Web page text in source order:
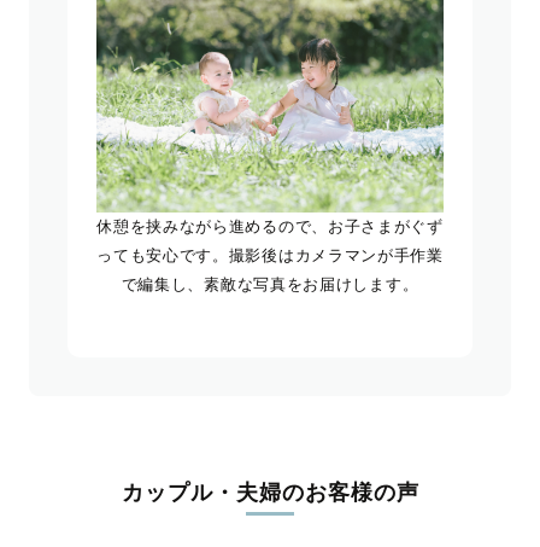
休憩を挟みながら進めるので、お子さまがぐず
っても安心です。撮影後はカメラマンが手作業
で編集し、素敵な写真をお届けします。
カップル・夫婦のお客様の声